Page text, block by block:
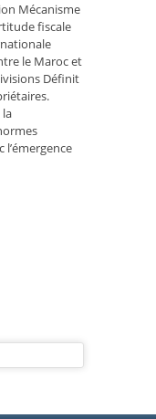
Mécanisme
fiscale
le Maroc et
Définit